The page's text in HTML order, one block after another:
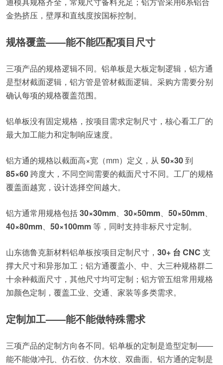
金热挤压，壁厚和直线度按国标控制。
规格覆盖——能不能匹配项目尺寸
三项产品的规格逻辑不同。铝单板是大板定制逻辑，铝方通
是型材截面逻辑，铝方管是管材截面逻辑。采购方需要分别
确认每项的规格覆盖范围。
铝单板没有固定规格，按项目需求定制尺寸，核心看工厂的
最大加工能力和定制响应速度。
铝方通的规格以截面高×宽（mm）定义，从 50×30到
85×60 跨度大，不同空间需要的截面尺寸不同。工厂的规格
覆盖面越宽，设计选择空间越大。
铝方通常用规格包括30×30mm、 30×50mm、 50×50mm、
40×80mm、 50×100mm等，同时支持非标尺寸定制。
山东德鲁克新材料铝单板按项目定制尺寸， 30+ 台 CNC 支
撑大尺寸和异形加工；铝方通覆盖小、中、大三种规格群二
十余种截面尺寸，其他尺寸均可定制；铝方管五组常用规格
加颜色定制，覆盖工业、交通、家装等多类需求。
定制加工——能不能做特殊需求
三项产品的定制方向各不同。铝单板的定制是造型定制——
能不能做冲孔、仿石纹、仿木纹、双曲面。铝方通的定制是